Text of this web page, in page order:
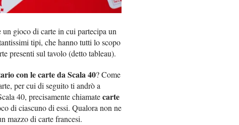
gioco di carte in cui partecipa un
tipi, che hanno tutti lo scopo
presenti sul tavolo (detto tableau).
con le carte da Scala 40? Come
per cui di seguito ti andrò a
40, precisamente chiamatecarte
di ciascuno di essi. Qualora non ne
mazzo di carte francesi.